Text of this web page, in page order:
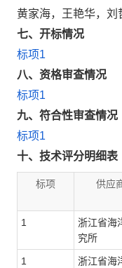
黄家海，王艳华，
七、开标情况
标项1
八、资格审查情况
标项1
九、符合性审查情况
标项1
十、技术评分明细表
标项 供应
1
浙江省海
究所
1
浙江省海